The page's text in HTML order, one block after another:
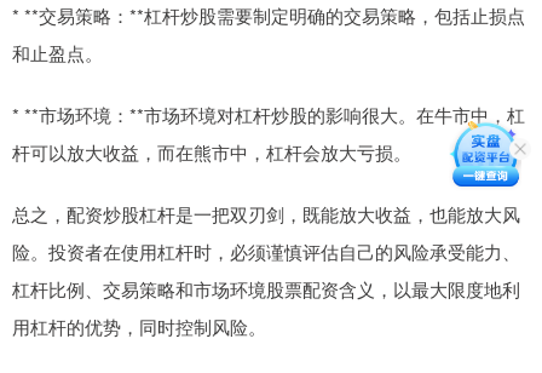
* **交易策略：**杠杆炒股需要制定明确的交易策略，包括止损点
和止盈点。
* **市场环境：**市场环境对杠杆炒股的影响很大。在牛市中，杠
杆可以放大收益，而在熊市中，杠杆会放大亏损。
总之，配资炒股杠杆是一把双刃剑，既能放大收益，也能放大风
险。投资者在使用杠杆时，必须谨慎评估自己的风险承受能力、
杠杆比例、交易策略和市场环境股票配资含义，以最大限度地利
用杠杆的优势，同时控制风险。